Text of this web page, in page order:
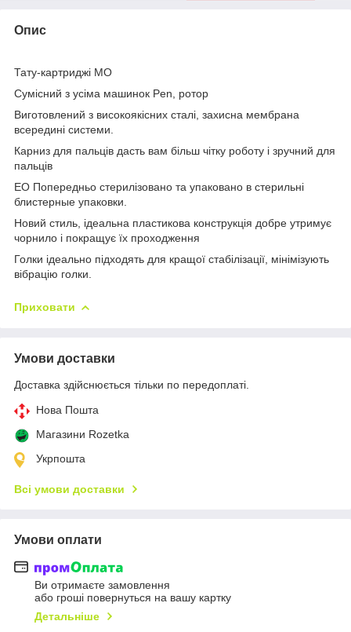
Опис
Тату-картриджі MO
Сумісний з усіма машинок Pen, ротор
Виготовлений з високоякісних сталі, захисна мембрана
всередині системи.
Карниз для пальців дасть вам більш чітку роботу і зручний для
пальців
ЕО Попередньо стерилізовано та упаковано в стерильні
блистерные упаковки.
Новий стиль, ідеальна пластикова конструкція добре утримує
чорнило і покращує їх проходження
Голки ідеально підходять для кращої стабілізації, мінімізують
вібрацію голки.
Приховати
Умови доставки
Доставка здійснюється тільки по передоплаті.
Нова Пошта
Магазини Rozetka
Укрпошта
Всі умови доставки
Умови оплати
Ви отримаєте замовлення
або гроші повернуться на вашу картку
Детальніше